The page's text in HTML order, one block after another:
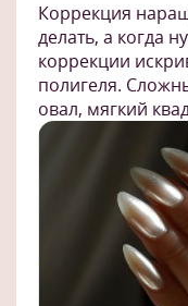
Коррекция
делать, а когда
коррекции
полигеля.
овал, мягкий